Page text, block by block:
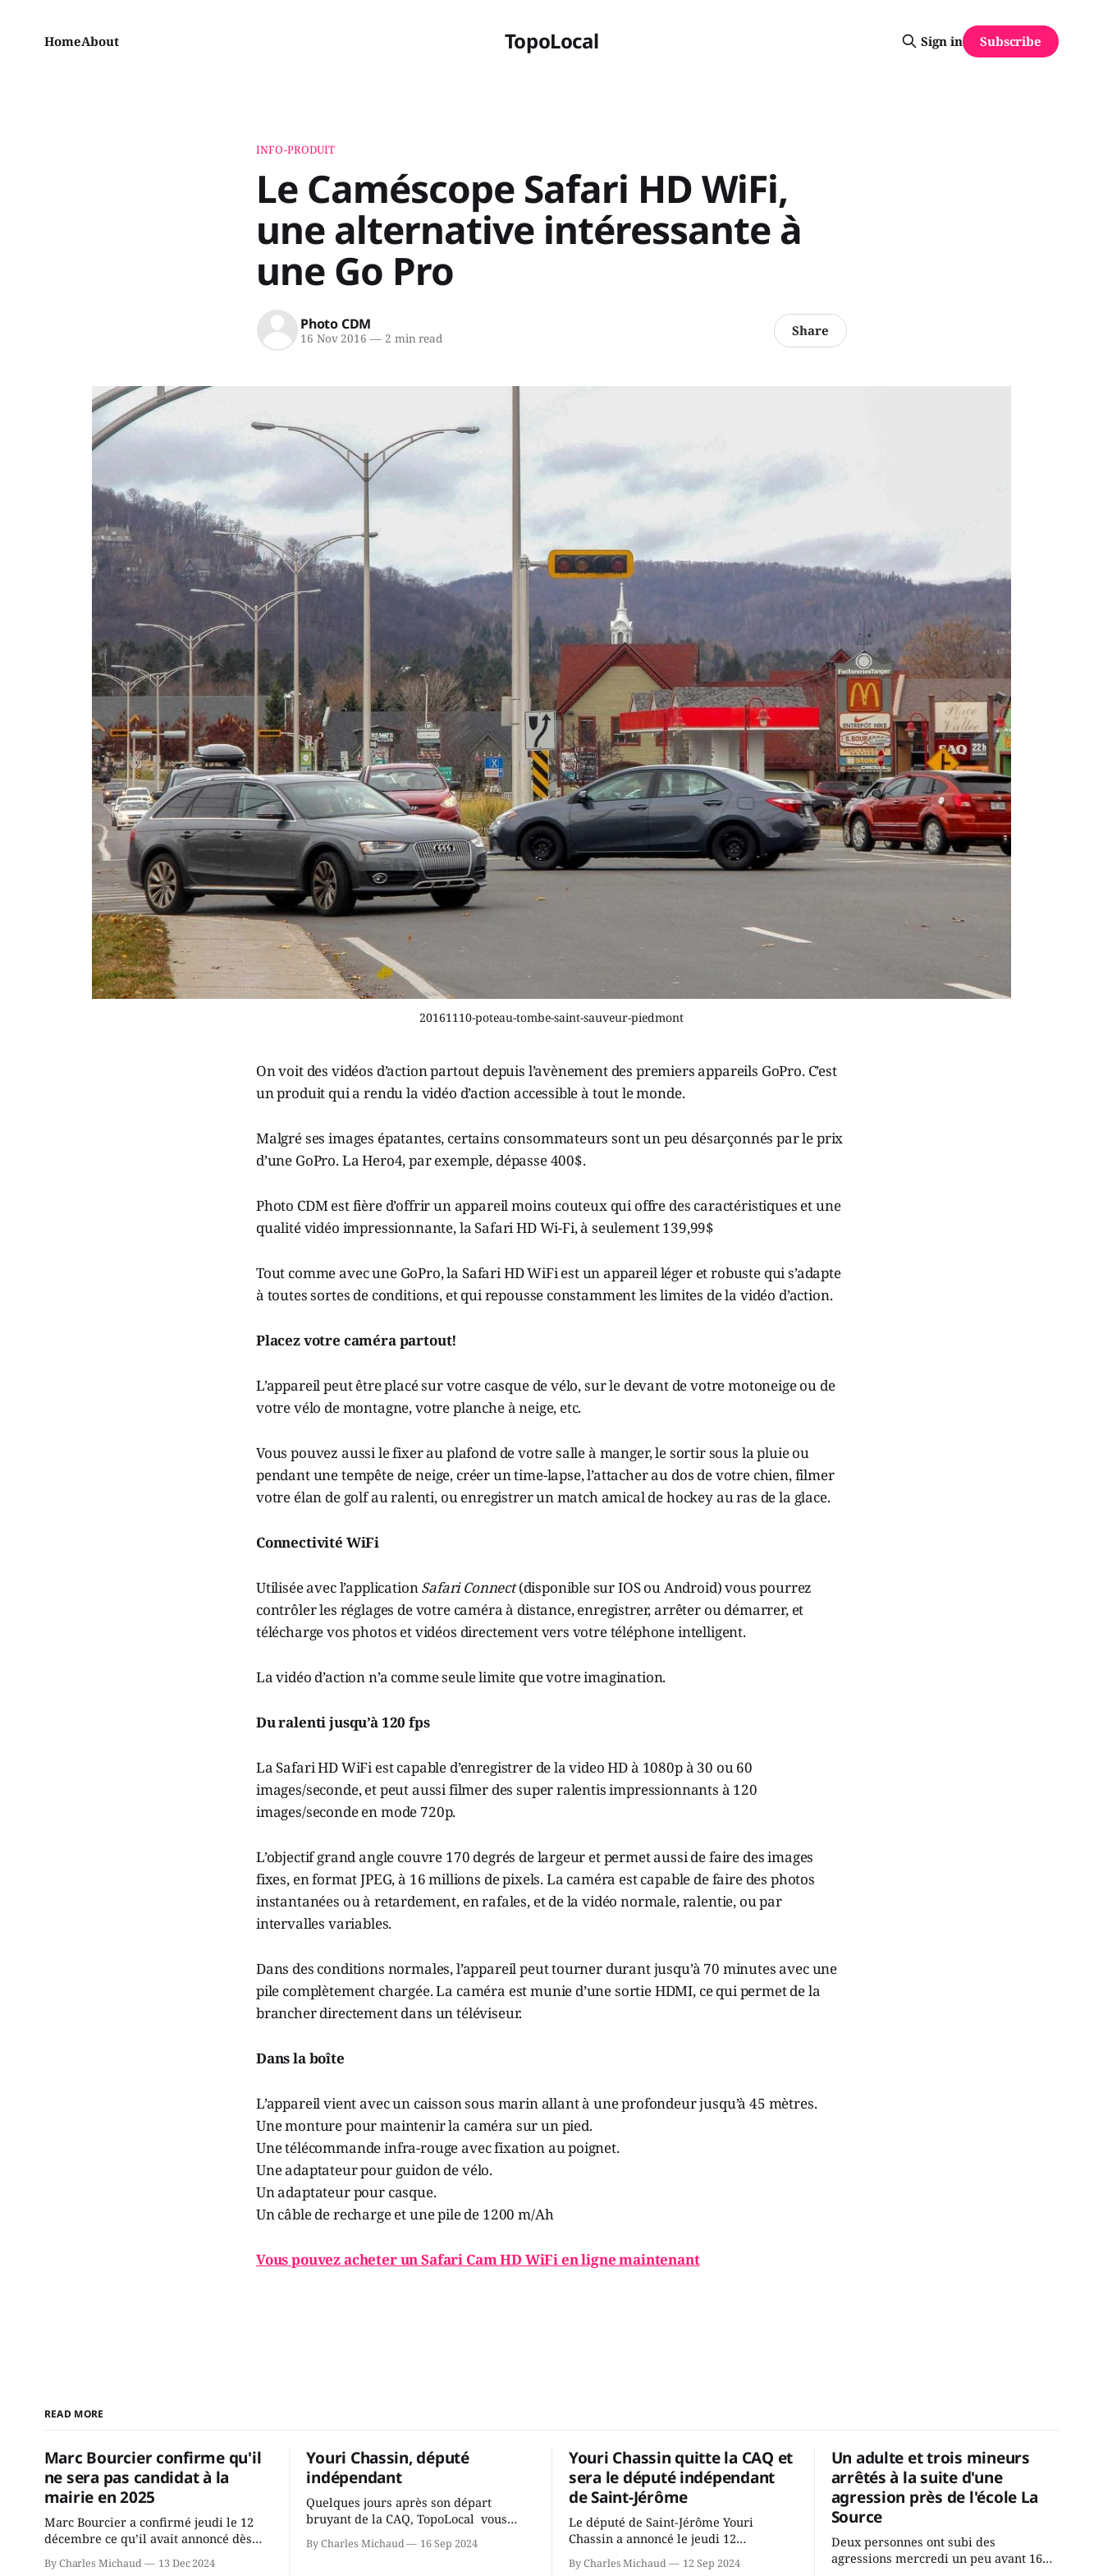
TopoLocal
HomeAbout Sign in Subscribe
INFO-PRODUIT
Le Caméscope Safari HD WiFi,
une alternative intéressante à
une Go Pro
Photo CDM
16 Nov 2016 —2 min read Share
20161110-poteau-tombe-saint-sauveur-piedmont
On voit des vidéos d’action partout depuis l’avènement des premiers appareils GoPro. C’est
un produit qui a rendu la vidéo d’action accessible à tout le monde.
Malgré ses images épatantes, certains consommateurs sont un peu désarçonnés par le prix
d’une GoPro. La Hero4, par exemple, dépasse 400$.
Photo CDM est fière d’offrir un appareil moins couteux qui offre des caractéristiques et une
qualité vidéo impressionnante, la Safari HD Wi-Fi, à seulement 139,99$
Tout comme avec une GoPro, la Safari HD WiFi est un appareil léger et robuste qui s’adapte
à toutes sortes de conditions, et qui repousse constamment les limites de la vidéo d’action.
Placez votre caméra partout!
L’appareil peut être placé sur votre casque de vélo, sur le devant de votre motoneige ou de
votre vélo de montagne, votre planche à neige, etc.
Vous pouvez aussi le fixer au plafond de votre salle à manger, le sortir sous la pluie ou
pendant une tempête de neige, créer un time-lapse, l’attacher au dos de votre chien, filmer
votre élan de golf au ralenti, ou enregistrer un match amical de hockey au ras de la glace.
Connectivité WiFi
Utilisée avec l’applicationSafari Connect(disponible sur IOS ou Android) vous pourrez
contrôler les réglages de votre caméra à distance, enregistrer, arrêter ou démarrer, et
télécharge vos photos et vidéos directement vers votre téléphone intelligent.
La vidéo d’action n’a comme seule limite que votre imagination.
Du ralenti jusqu’à 120 fps
La Safari HD WiFi est capable d’enregistrer de la video HD à 1080p à 30 ou 60
images/seconde, et peut aussi filmer des super ralentis impressionnants à 120
images/seconde en mode 720p.
L’objectif grand angle couvre 170 degrés de largeur et permet aussi de faire des images
fixes, en format JPEG, à 16 millions de pixels. La caméra est capable de faire des photos
instantanées ou à retardement, en rafales, et de la vidéo normale, ralentie, ou par
intervalles variables.
Dans des conditions normales, l’appareil peut tourner durant jusqu’à 70 minutes avec une
pile complètement chargée. La caméra est munie d’une sortie HDMI, ce qui permet de la
brancher directement dans un téléviseur.
Dans la boîte
L’appareil vient avec un caisson sous marin allant à une profondeur jusqu’à 45 mètres.
Une monture pour maintenir la caméra sur un pied.
Une télécommande infra-rouge avec fixation au poignet.
Une adaptateur pour guidon de vélo.
Un adaptateur pour casque.
Un câble de recharge et une pile de 1200 m/Ah
Vous pouvez acheter un Safari Cam HD WiFi en ligne maintenant
READ MORE
Marc Bourcier confirme qu'il
ne sera pas candidat à la
mairie en 2025
Marc Bourcier a confirmé jeudi le 12
décembre ce qu’il avait annoncé dès
mandat à titre de maire de Saint-
By Charles Michaud 13 Dec 2024
Youri Chassin, député
indépendant
Quelques jours après son départ
bruyant de la CAQ, TopoLocal vous
Chassin. Nous avons causé de sa
By Charles Michaud 16 Sep 2024
Youri Chassin quitte la CAQ et
sera le député indépendant
de Saint-Jérôme
Le député de Saint-Jérôme Youri
Chassin a annoncé le jeudi 12
Coalition Avenir Québec de François
By Charles Michaud 12 Sep 2024
Un adulte et trois mineurs
arrêtés à la suite d'une
agression près de l'école La
Source
Deux personnes ont subi des
agressions mercredi un peu avant 16h